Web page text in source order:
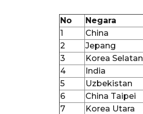
No Negara
1
China
2
Jepang
3
Korea Selatan
4
India
5
Uzbekistan
6
China Taipei
7
Korea Utara